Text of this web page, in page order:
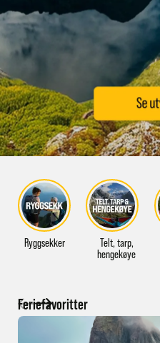
Ryggsekker
Telt, tarp,
hengekøye
Feriefavoritter